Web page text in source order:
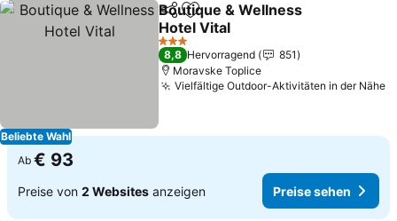
Beliebte Wahl
TeilenZu Favoriten hinzufügen
Boutique & Wellness
Hotel Vital
Preise sehen
3 Sterne
8,8 Hervorragend
851
Moravske Toplice
Vielfältige Outdoor-Aktivitäten in der Nähe
Ab € 93
Preise von 2 Websites anzeigen Preise sehen